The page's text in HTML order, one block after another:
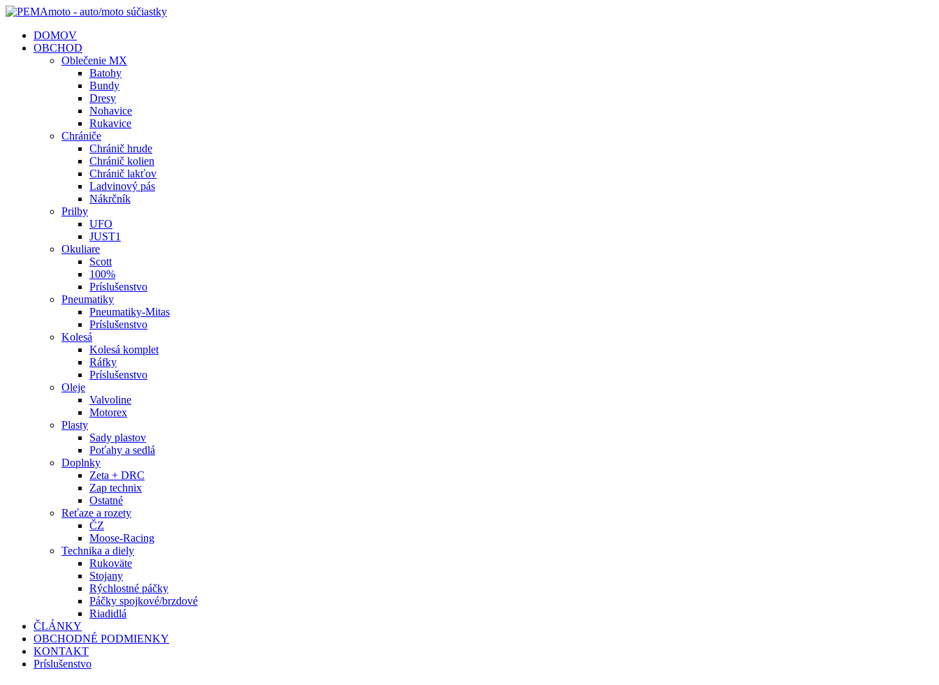
DOMOV
OBCHOD
Oblečenie MX
Batohy
Bundy
Dresy
Nohavice
Rukavice
Chrániče
Chránič hrude
Chránič kolien
Chránič lakťov
Ladvinový pás
Nákrčník
Prilby
UFO
JUST1
Okuliare
Scott
100%
Príslušenstvo
Pneumatiky
Pneumatiky-Mitas
Príslušenstvo
Kolesá
Kolesá komplet
Ráfky
Príslušenstvo
Oleje
Valvoline
Motorex
Plasty
Sady plastov
Poťahy a sedlá
Doplnky
Zeta + DRC
Zap technix
Ostatné
Reťaze a rozety
ČZ
Moose-Racing
Technika a diely
Rukoväte
Stojany
Rýchlostné páčky
Páčky spojkové/brzdové
Riadidlá
ČLÁNKY
OBCHODNÉ PODMIENKY
KONTAKT
Príslušenstvo